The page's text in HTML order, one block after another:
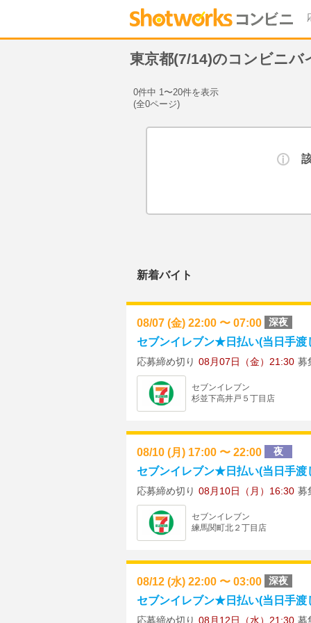
東京都(7/14)のコンビニバ
0件中 1〜20件を表示
(全0ページ)
新着バイト
08/07 (金) 22:00 〜 07:00 深夜
セブンイレブン★日払い(当日手
応募締め切り 08月07日（金）21:30 募
セブンイレブン
杉並下高井戸５丁目店
08/10 (月) 17:00 〜 22:00 夜
セブンイレブン★日払い(当日手
応募締め切り 08月10日（月）16:30 募
セブンイレブン
練馬関町北２丁目店
08/12 (水) 22:00 〜 03:00 深夜
セブンイレブン★日払い(当日手
応募締め切り 08月12日（水）21:30 募